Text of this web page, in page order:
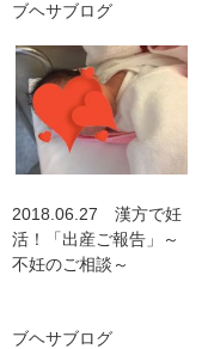
ブヘサブログ
2018.06.27 漢方で妊
活！「出産ご報告」～
不妊のご相談～
ブヘサブログ